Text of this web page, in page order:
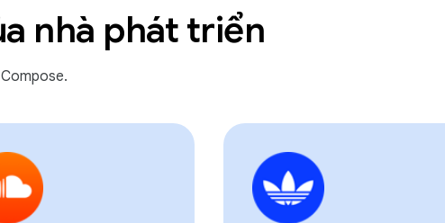
nhà phát triển